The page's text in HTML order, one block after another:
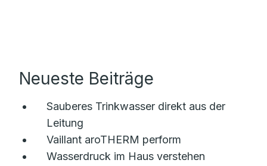
Neueste Beiträge
Sauberes Trinkwasser direkt aus der
Leitung
Vaillant aroTHERM perform
Wasserdruck im Haus verstehen